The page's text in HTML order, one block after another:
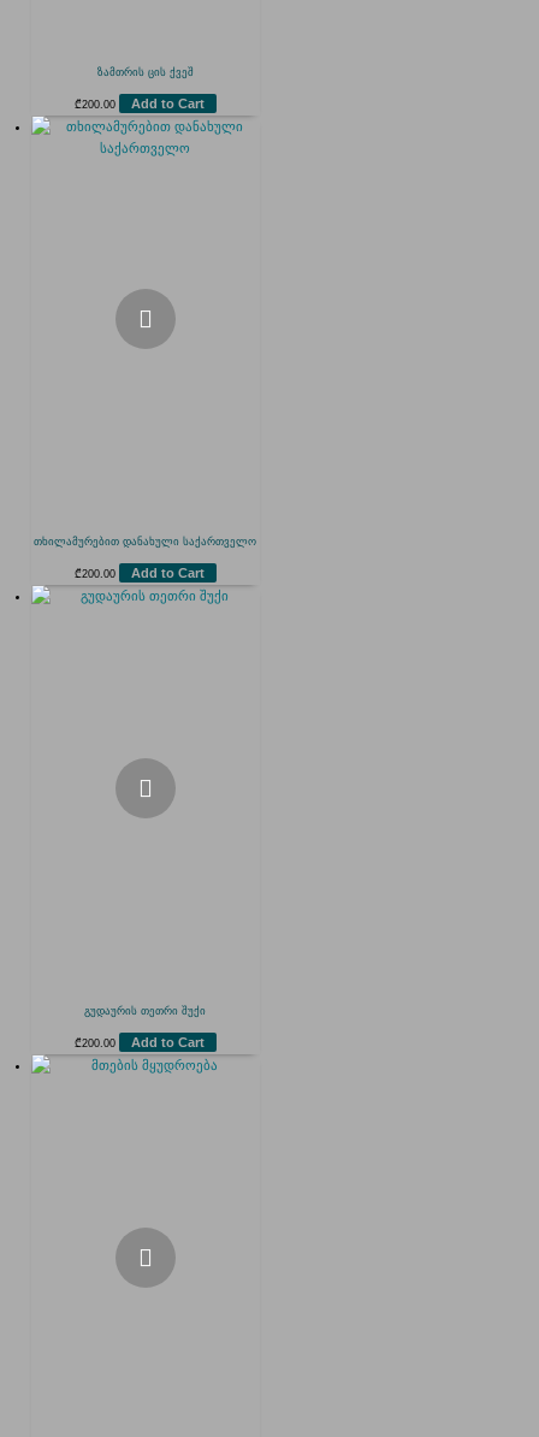
ზამთრის ცის ქვეშ
₾200.00 Add to Cart
თხილამურებით დანახული საქართველო
₾200.00 Add to Cart
გუდაურის თეთრი შუქი
₾200.00 Add to Cart